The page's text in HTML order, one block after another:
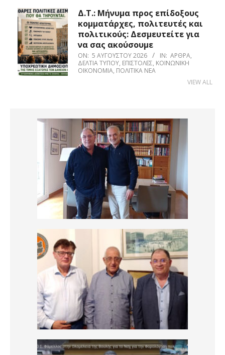
Δ.Τ.: Μήνυμα προς επίδοξους
κομματάρχες, πολιτευτές και
πολιτικούς: Δεσμευτείτε για
να σας ακούσουμε
ON: 5 ΑΥΓΟΎΣΤΟΥ 2026 IN: ΆΡΘΡΑ,
ΔΕΛΤΊΑ ΤΎΠΟΥ, ΕΠΙΣΤΟΛΈΣ, ΚΟΙΝΩΝΙΚΉ
ΟΙΚΟΝΟΜΊΑ, ΠΟΛΙΤΙΚΆ ΝΈΑ
VIEW ALL